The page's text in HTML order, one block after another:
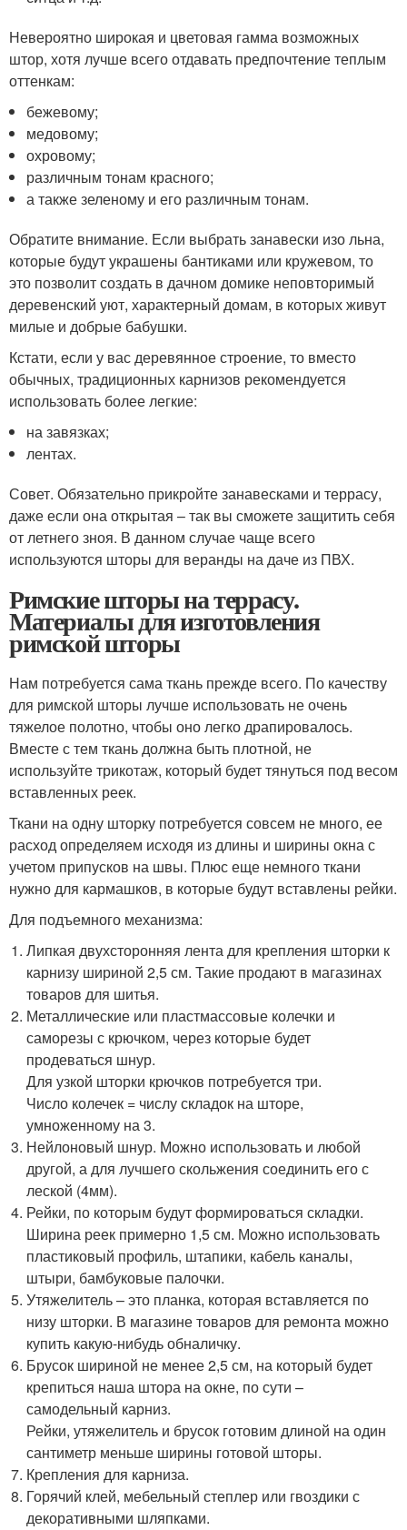
Невероятно широкая и цветовая гамма возможных
штор, хотя лучше всего отдавать предпочтение теплым
оттенкам:
бежевому;
медовому;
охровому;
различным тонам красного;
а также зеленому и его различным тонам.
Обратите внимание. Если выбрать занавески изо льна,
которые будут украшены бантиками или кружевом, то
это позволит создать в дачном домике неповторимый
деревенский уют, характерный домам, в которых живут
милые и добрые бабушки.
Кстати, если у вас деревянное строение, то вместо
обычных, традиционных карнизов рекомендуется
использовать более легкие:
на завязках;
лентах.
Совет. Обязательно прикройте занавесками и террасу,
даже если она открытая – так вы сможете защитить себя
от летнего зноя. В данном случае чаще всего
используются шторы для веранды на даче из ПВХ.
Римские шторы на террасу.
Материалы для изготовления
римской шторы
Нам потребуется сама ткань прежде всего. По качеству
для римской шторы лучше использовать не очень
тяжелое полотно, чтобы оно легко драпировалось.
Вместе с тем ткань должна быть плотной, не
используйте трикотаж, который будет тянуться под весом
вставленных реек.
Ткани на одну шторку потребуется совсем не много, ее
расход определяем исходя из длины и ширины окна с
учетом припусков на швы. Плюс еще немного ткани
нужно для кармашков, в которые будут вставлены рейки.
Для подъемного механизма:
Липкая двухсторонняя лента для крепления шторки к
карнизу шириной 2,5 см. Такие продают в магазинах
товаров для шитья.
Металлические или пластмассовые колечки и
саморезы с крючком, через которые будет
продеваться шнур.
Для узкой шторки крючков потребуется три.
Число колечек = числу складок на шторе,
умноженному на 3.
Нейлоновый шнур. Можно использовать и любой
другой, а для лучшего скольжения соединить его с
леской (4мм).
Рейки, по которым будут формироваться складки.
Ширина реек примерно 1,5 см. Можно использовать
пластиковый профиль, штапики, кабель каналы,
штыри, бамбуковые палочки.
Утяжелитель – это планка, которая вставляется по
низу шторки. В магазине товаров для ремонта можно
купить какую-нибудь обналичку.
Брусок шириной не менее 2,5 см, на который будет
крепиться наша штора на окне, по сути –
самодельный карниз.
Рейки, утяжелитель и брусок готовим длиной на один
сантиметр меньше ширины готовой шторы.
Крепления для карниза.
Горячий клей, мебельный степлер или гвоздики с
декоративными шляпками.